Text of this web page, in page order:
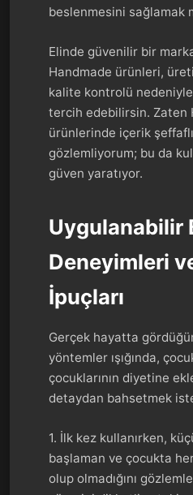
beslenmesini sağlamak
Elinde güvenilir bir
Handmade ürünleri,
kalite kontrolü nedeniyle
tercih edebilirsin. Zaten
ürünlerinde içerik
gözlemliyorum; bu da
güven yaratıyor.
Uygulanabilir
Deneyimleri
İpuçları
Gerçek hayatta
yöntemler ışığında,
çocuklarının diyetine
detaydan bahsetmek
1. İlk kez kullanırken,
başlaman ve çocukta
olup olmadığını